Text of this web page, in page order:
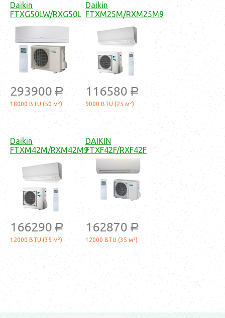
Daikin
FTXG50LW/RXG50L
293900 a
18000 BTU (50 м²)
Daikin
FTXM25M/RXM25M9
116580 a
9000 BTU (25 м²)
Daikin
FTXM42M/RXM42M9
166290 a
12000 BTU (35 м²)
DAIKIN
FTXF42F/RXF42F
162870 a
12000 BTU (35 м²)